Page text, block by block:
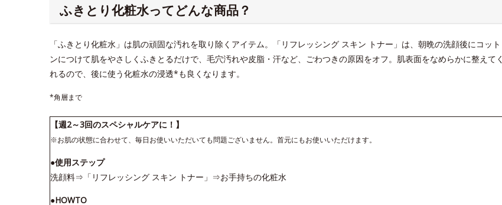
ふきとり化粧水ってどんな商品？
「ふきとり化粧水」は肌の頑固な汚れを取り除くアイテム。「リフレッシング スキン トナー」は、朝晩の洗顔後にコット
ンにつけて肌をやさしくふきとるだけで、毛穴汚れや皮脂・汗など、ごわつきの原因をオフ。肌表面をなめらかに整えてく
れるので、後に使う化粧水の浸透*も良くなります。
*角層まで
【週2～3回のスペシャルケアに！】
※お肌の状態に合わせて、毎日お使いいただいても問題ございません。首元にもお使いいただけます。
●使用ステップ
洗顔料⇒「リフレッシング スキン トナー」⇒お手持ちの化粧水
●HOWTO